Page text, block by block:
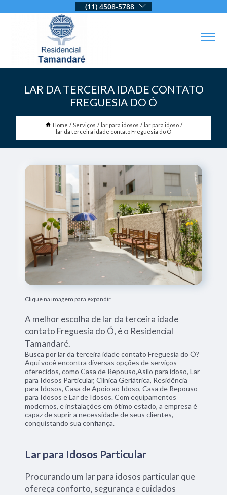
(11) 4508-5788
LAR DA TERCEIRA IDADE CONTATO
FREGUESIA DO Ó
Home Serviços lar para idosos
lar para idoso
lar da terceira idade contato Freguesia do Ó
Clique na imagem para expandir
A melhor escolha de lar da terceira idade
contato Freguesia do Ó, é o Residencial
Tamandaré.
Busca por lar da terceira idade contato Freguesia do Ó?
Aqui você encontra diversas opções de serviços
oferecidos, como Casa de Repouso,Asilo para idoso, Lar
para Idosos Particular, Clínica Geriátrica, Residência
para Idosos, Casa de Apoio ao Idoso, Casa de Repouso
para Idosos e Lar de Idosos. Com equipamentos
modernos, e instalações em ótimo estado, a empresa é
capaz de suprir a necessidade de seus clientes,
conquistando sua confiança.
Lar para Idosos Particular
Procurando um lar para idosos particular que
ofereça conforto, segurança e cuidados